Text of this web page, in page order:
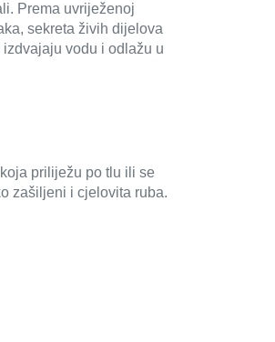
Prema uvriježenoj
sekreta živih dijelova
vodu i odlažu u
priliježu po tlu ili se
zašiljeni i cjelovita ruba.